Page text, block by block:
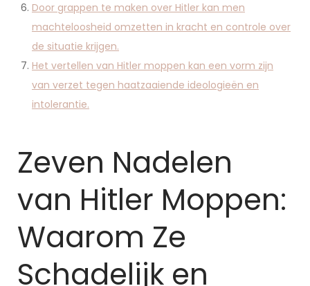
Door grappen te maken over Hitler kan men
machteloosheid omzetten in kracht en controle over
de situatie krijgen.
Het vertellen van Hitler moppen kan een vorm zijn
van verzet tegen haatzaaiende ideologieën en
intolerantie.
Zeven Nadelen
van Hitler Moppen:
Waarom Ze
Schadelijk en